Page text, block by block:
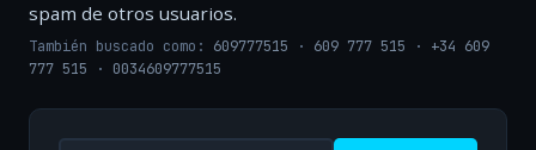
spam de otros usuarios.
También buscado como: 609777515 · 609 777 515 · +34 609
777 515 · 0034609777515